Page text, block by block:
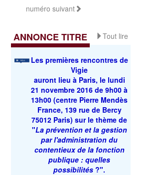
numéro suivant
Tout lire
ANNONCE TITRE
Les premières rencontres de
Vigie
auront lieu à Paris, le lundi
21 novembre 2016 de 9h00 à
13h00 (centre Pierre Mendès
France, 139 rue de Bercy
75012 Paris) sur le thème de
"La prévention et la gestion
par l'administration du
contentieux de la fonction
publique : quelles
possibilités ?".